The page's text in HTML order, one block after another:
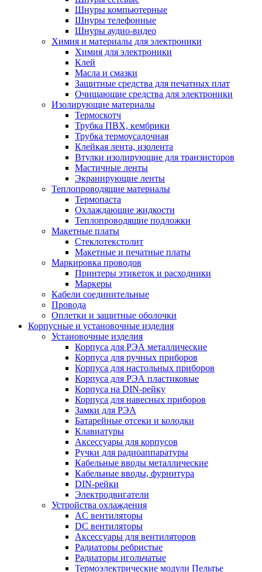
Шнуры компьютерные
Шнуры телефонные
Шнуры аудио-видео
Химия и материалы для электроники
Химия для электроники
Клей
Масла и смазки
Защитные средства для печатных плат
Очищающие средства для электроники
Изолирующие материалы
Термоскотч
Трубка ПВХ, кембрики
Трубка термоусадочная
Клейкая лента, изолента
Втулки изолирующие для транзисторов
Мастичные ленты
Экранирующие ленты
Теплопроводящие материалы
Термопаста
Охлаждающие жидкости
Теплопроводящие подложки
Макетные платы
Стеклотекстолит
Макетные и печатные платы
Маркировка проводов
Принтеры этикеток и расходники
Маркеры
Кабели соединительные
Провода
Оплетки и защитные оболочки
Корпусные и установочные изделия
Установочные изделия
Корпуса для РЭА металлические
Корпуса для ручных приборов
Корпуса для настольных приборов
Корпуса для РЭА пластиковые
Корпуса на DIN-рейку
Корпуса для навесных приборов
Замки для РЭА
Батарейные отсеки и колодки
Клавиатуры
Аксессуары для корпусов
Ручки для радиоаппаратуры
Кабельные вводы металлические
Кабельные вводы, фурнитура
DIN-рейки
Электродвигатели
Устройства охлаждения
AC вентиляторы
DC вентиляторы
Аксессуары для вентиляторов
Радиаторы ребристые
Радиаторы игольчатые
Термоэлектрические модули Пельтье